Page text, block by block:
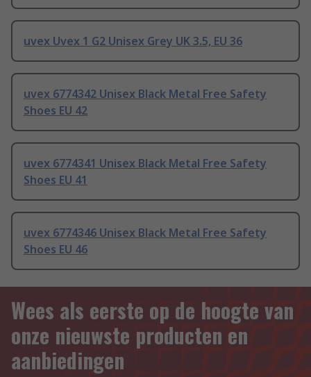
uvex Uvex 1 G2 Unisex Grey UK 3.5, EU 36
uvex 6774342 Unisex Black Metal Free Safety
Shoes EU 42
uvex 6774341 Unisex Black Metal Free Safety
Shoes EU 41
uvex 6774346 Unisex Black Metal Free Safety
Shoes EU 46
Wees als eerste op de hoogte van
onze nieuwste producten en
aanbiedingen